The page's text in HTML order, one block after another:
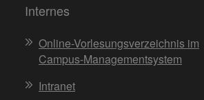
Internes
Online-Vorlesungsverzeichnis im
Campus-Managementsystem
Intranet